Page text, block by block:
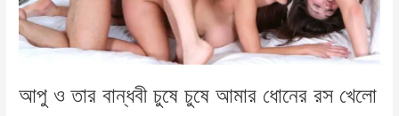
আপু ও তার বান্ধবী চুষে চুষে আমার ধোনের রস খেলো